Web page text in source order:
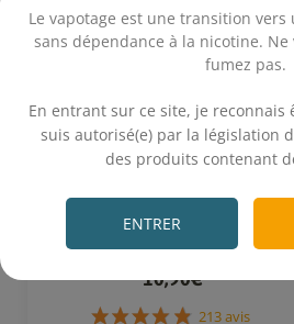
Le vapotage est une transition vers
sans dépendance à la nicotine. Ne
fumez pas.
En entrant sur ce site, je reconnais
suis autorisé(e) par la législation
des produits contenant
ENTRER
Résistance Nautilus BVC (x5)
Nautilus BVC, Nautilus Mini BVC, Nautilus
Nautilus 2S, Nautilus GT
10,90€